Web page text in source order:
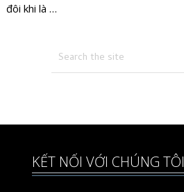
đôi khi là …
KẾT NỐI VỚI CHÚNG TÔI